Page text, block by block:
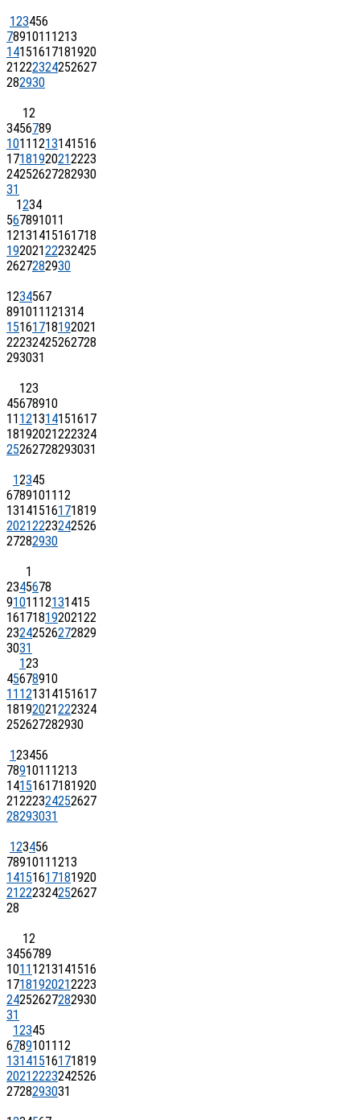
123456
7891011 1213
14151617181920
21222324252627
282930
12
3456789
1011 1213141516
17181920212223
24252627282930
31
1234
567891011
12131415161718
19202122232425
2627282930
1234567
891011 121314
15161718192021
22232425262728
293031
123
45678910
11 121314151617
18192021222324
25262728293031
12345
67891011 12
13141516171819
20212223242526
27282930
1
2345678
91011 12131415
16171819202122
23242526272829
3031
123
45678910
11 121314151617
18192021222324
252627282930
123456
7891011 1213
14151617181920
21222324252627
28293031
123456
7891011 1213
14151617181920
21222324252627
28
12
3456789
1011 1213141516
17181920212223
24252627282930
31
12345
67891011 12
13141516171819
20212223242526
2728293031